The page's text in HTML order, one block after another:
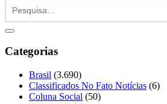
Categorias
Brasil (3.690)
Classificados No Fato Notícias (6)
Coluna Social (50)